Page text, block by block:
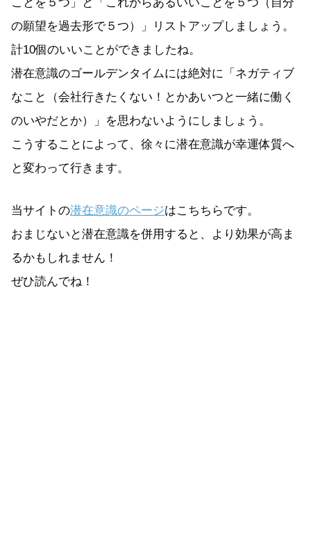
の願望を過去形で５つ）」リストアップしましょう。
計10個のいいことができましたね。
潜在意識のゴールデンタイムには絶対に「ネガティブ
なこと（会社行きたくない！とかあいつと一緒に働く
のいやだとか）」を思わないようにしましょう。
こうすることによって、徐々に潜在意識が幸運体質へ
と変わって行きます。
当サイトの潜在意識のページはこちちらです。
おまじないと潜在意識を併用すると、より効果が高ま
るかもしれません！
ぜひ読んでね！